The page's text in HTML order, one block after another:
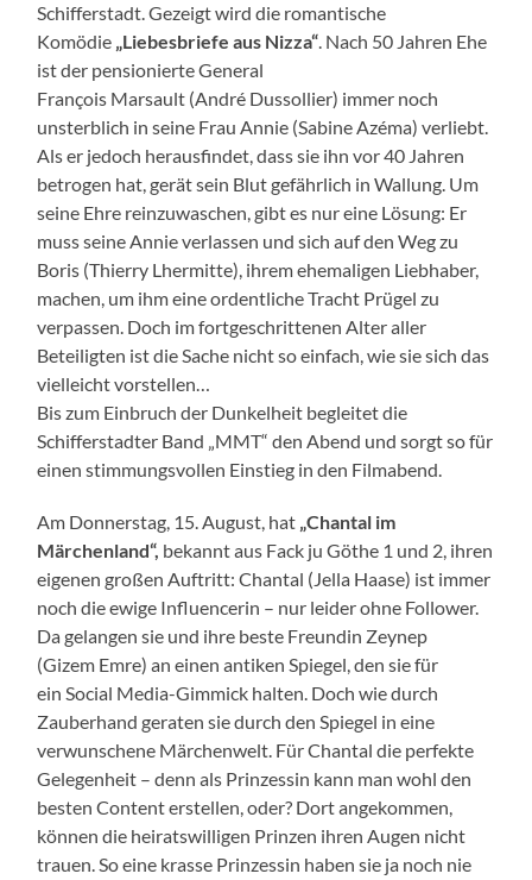
Schifferstadt. Gezeigt wird die romantische
Komödie „Liebesbriefe aus Nizza“. Nach 50 Jahren Ehe
ist der pensionierte General
François Marsault (André Dussollier) immer noch
unsterblich in seine Frau Annie (Sabine Azéma) verliebt.
Als er jedoch herausfindet, dass sie ihn vor 40 Jahren
betrogen hat, gerät sein Blut gefährlich in Wallung. Um
seine Ehre reinzuwaschen, gibt es nur eine Lösung: Er
muss seine Annie verlassen und sich auf den Weg zu
Boris (Thierry Lhermitte), ihrem ehemaligen Liebhaber,
machen, um ihm eine ordentliche Tracht Prügel zu
verpassen. Doch im fortgeschrittenen Alter aller
Beteiligten ist die Sache nicht so einfach, wie sie sich das
vielleicht vorstellen…
Bis zum Einbruch der Dunkelheit begleitet die
Schifferstadter Band „MMT“ den Abend und sorgt so für
einen stimmungsvollen Einstieg in den Filmabend.
Am Donnerstag, 15. August, hat „Chantal im
Märchenland“, bekannt aus Fack ju Göthe 1 und 2, ihren
eigenen großen Auftritt: Chantal (Jella Haase) ist immer
noch die ewige Influencerin – nur leider ohne Follower.
Da gelangen sie und ihre beste Freundin Zeynep
(Gizem Emre) an einen antiken Spiegel, den sie für
ein Social Media-Gimmick halten. Doch wie durch
Zauberhand geraten sie durch den Spiegel in eine
verwunschene Märchenwelt. Für Chantal die perfekte
Gelegenheit – denn als Prinzessin kann man wohl den
besten Content erstellen, oder? Dort angekommen,
können die heiratswilligen Prinzen ihren Augen nicht
trauen. So eine krasse Prinzessin haben sie ja noch nie